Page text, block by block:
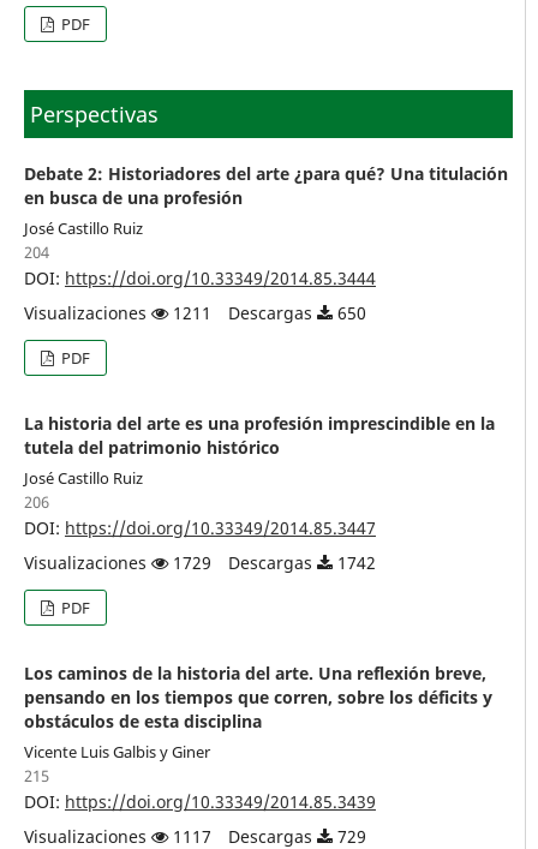
PDF
Perspectivas
Debate 2: Historiadores del arte ¿para qué? Una titulación
en busca de una profesión
José Castillo Ruiz
204
DOI: https://doi.org/10.33349/2014.85.3444
Visualizaciones
1211 Descargas 650
PDF
La historia del arte es una profesión imprescindible en la
tutela del patrimonio histórico
José Castillo Ruiz
206
DOI: https://doi.org/10.33349/2014.85.3447
Visualizaciones
1729 Descargas 1742
PDF
Los caminos de la historia del arte. Una reflexión breve,
pensando en los tiempos que corren, sobre los déficits y
obstáculos de esta disciplina
Vicente Luis Galbis y Giner
215
DOI: https://doi.org/10.33349/2014.85.3439
Visualizaciones
1117 Descargas 729